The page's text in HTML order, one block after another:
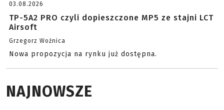
03.08.2026
TP-5A2 PRO czyli dopieszczone MP5 ze stajni LCT
Airsoft
Grzegorz Woźnica
Nowa propozycja na rynku już dostępna.
NAJNOWSZE